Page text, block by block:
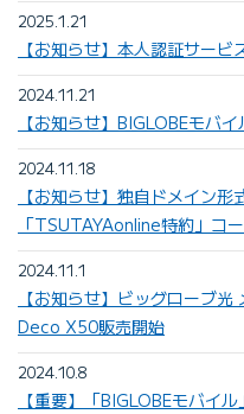
2025.1.21
【お知らせ】本人認証サー
2024.11.21
【お知らせ】BIGLOBEモバ
2024.11.18
【お知らせ】独自ドメイン
「TSUTAYAonline特約」コ
2024.11.1
【お知らせ】ビッグローブ
Deco X50販売開始
2024.10.8
【重要】「BIGLOBEモバイ